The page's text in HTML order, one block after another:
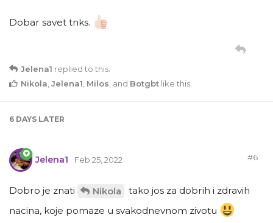
Dobar savet tnks.
Jelena1 replied to this.
Nikola,Jelena1, Milos, and Botgbt like this.
6 DAYS LATER
Jelena1 Feb 25, 2022 #6
Dobro je znati Nikola
tako jos za dobrih i zdravih
nacina, koje pomaze u svakodnevnom zivotu